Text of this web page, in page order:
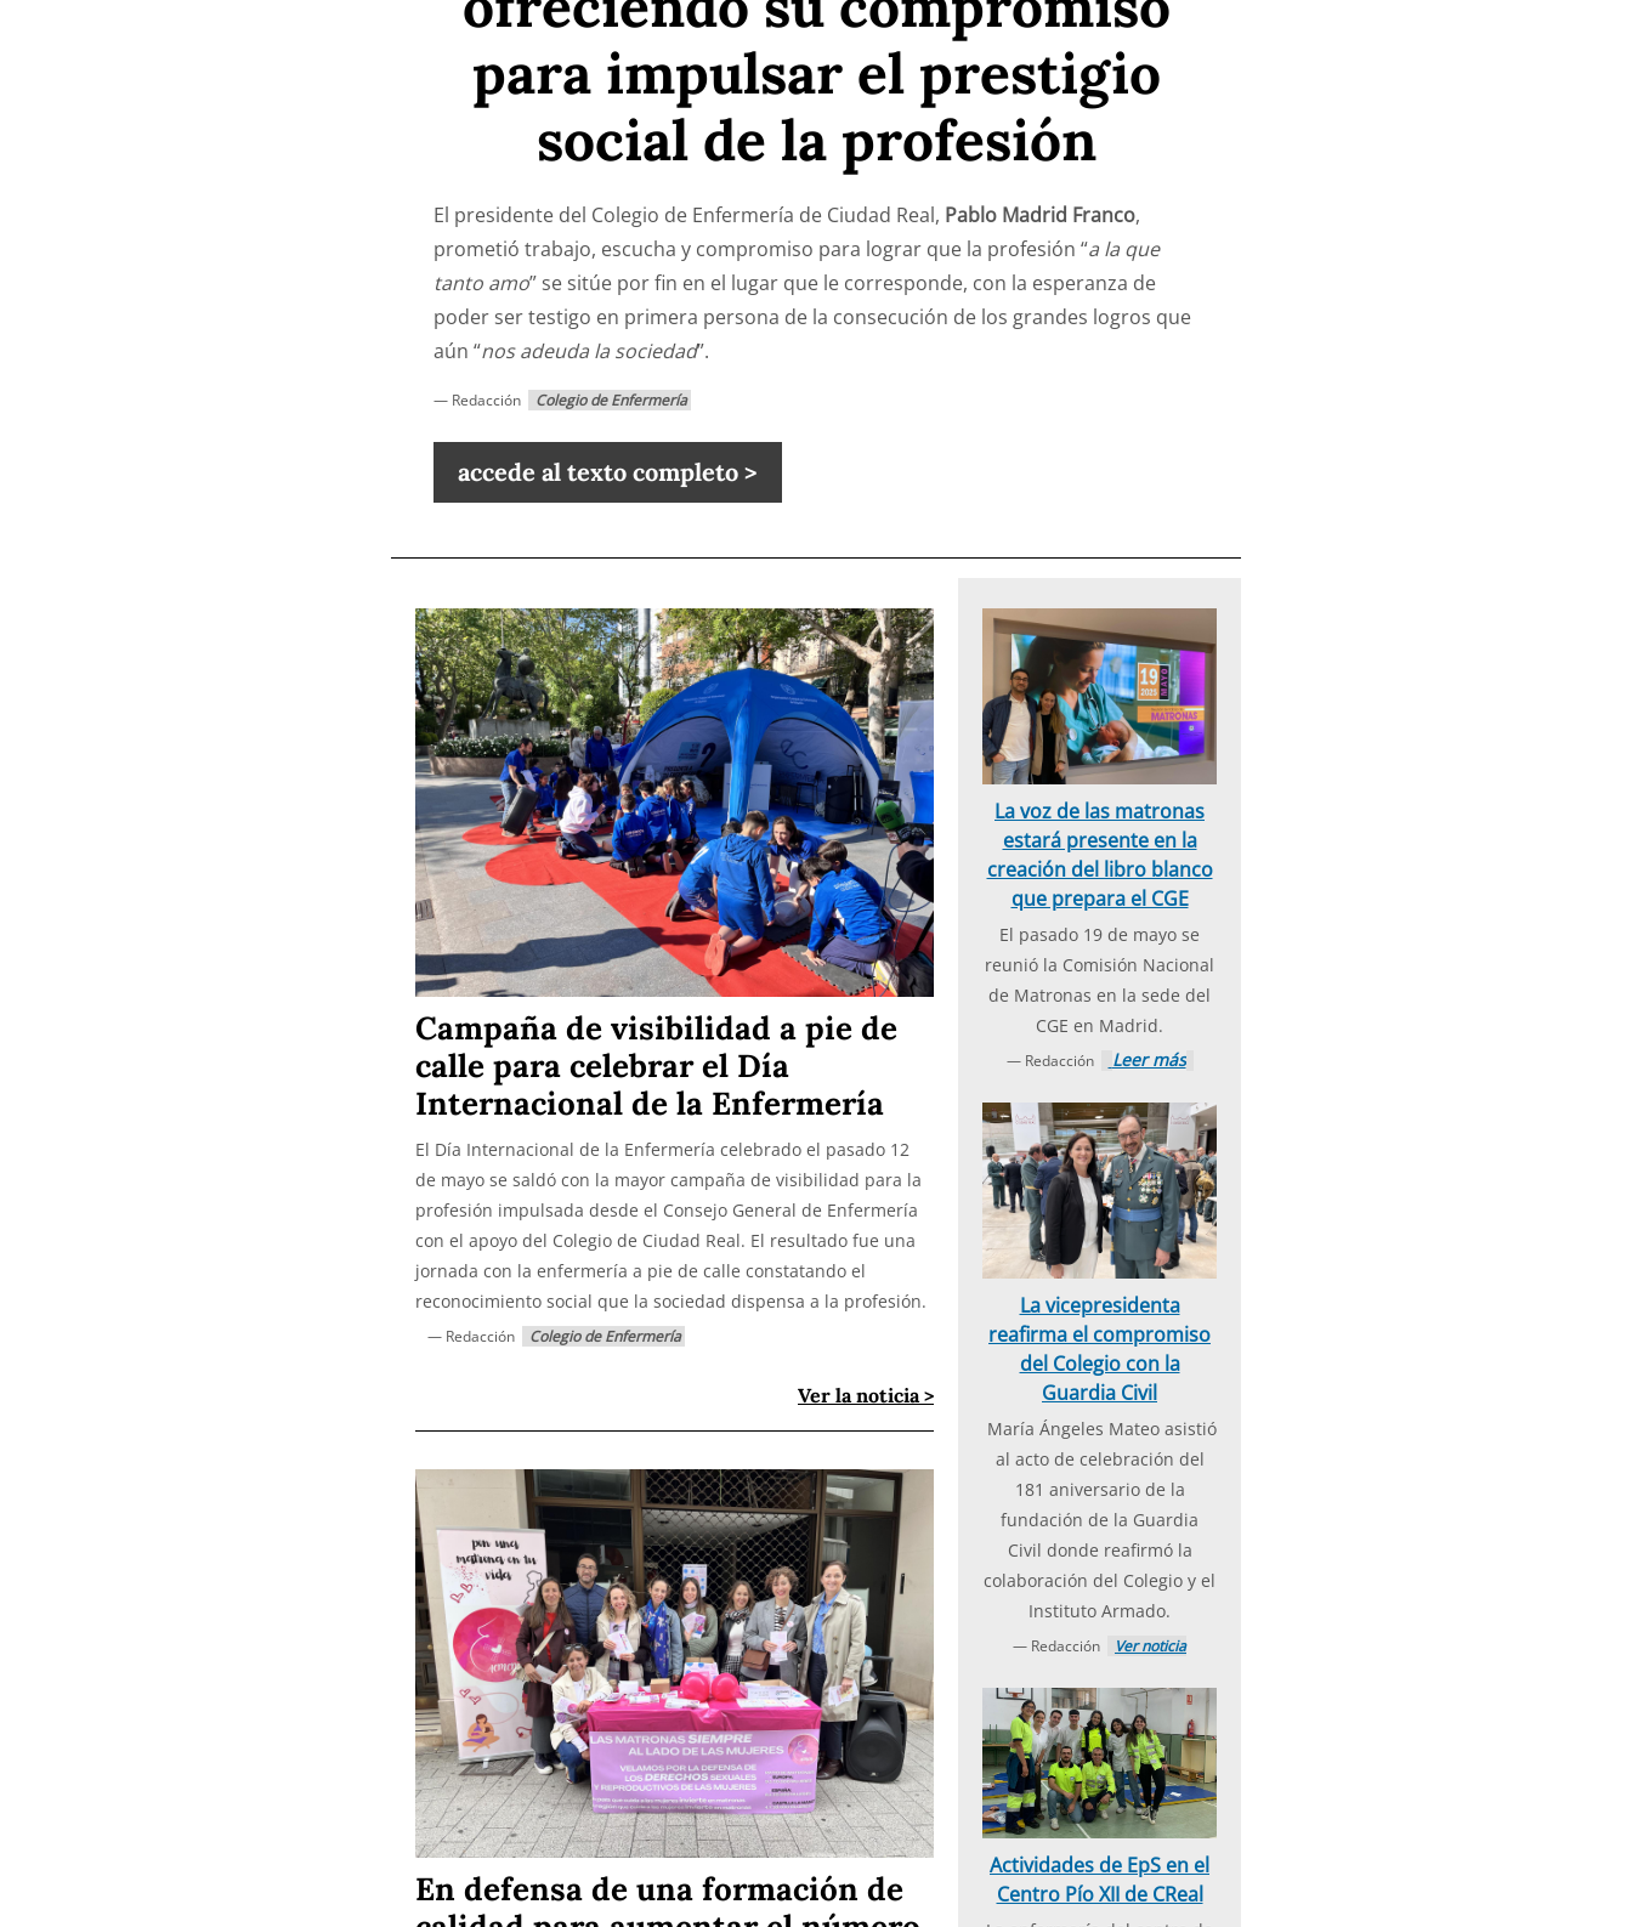
para impulsar el prestigio
social de la profesión
El presidente del Colegio de Enfermería de Ciudad Real, Pablo Madrid Franco,
prometió trabajo, escucha y compromiso para lograr que la profesión “a la que
tanto amo” se sitúe por fin en el lugar que le corresponde, con la esperanza de
poder ser testigo en primera persona de la consecución de los grandes logros que
aún “nos adeuda la sociedad”.
— Redacción Colegio de Enfermería
accede al texto completo >
Campaña de visibilidad a pie de
calle para celebrar el Día
Internacional de la Enfermería
El Día Internacional de la Enfermería celebrado el pasado 12
de mayo se saldó con la mayor campaña de visibilidad para la
profesión impulsada desde el Consejo General de Enfermería
con el apoyo del Colegio de Ciudad Real. El resultado fue una
jornada con la enfermería a pie de calle constatando el
reconocimiento social que la sociedad dispensa a la profesión.
— Redacción Colegio de Enfermería
Ver la noticia >
En defensa de una formación de
La voz de las matronas
estará presente en la
creación del libro blanco
que prepara el CGE
El pasado 19 de mayo se
reunió la Comisión Nacional
de Matronas en la sede del
CGE en Madrid.
— Redacción Leer más
La vicepresidenta
reafirma el compromiso
del Colegio con la
Guardia Civil
María Ángeles Mateo asistió
al acto de celebración del
181 aniversario de la
fundación de la Guardia
Civil donde reafirmó la
colaboración del Colegio y el
Instituto Armado.
— Redacción Ver noticia
Actividades de EpS en el
Centro Pío XII de CReal